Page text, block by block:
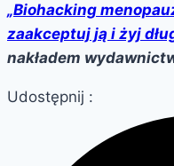
„Biohacking
zaakceptuj ją i żyj
nakładem
Udostępnij :